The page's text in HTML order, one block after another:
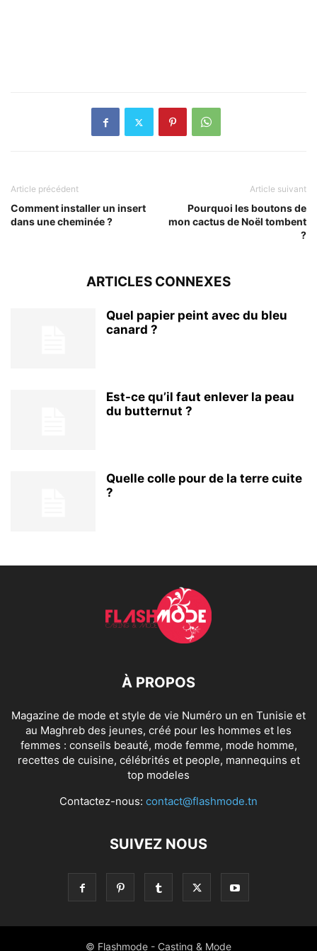
Article précédent
Comment installer un insert
dans une cheminée ?
Article suivant
Pourquoi les boutons de
mon cactus de Noël tombent
?
ARTICLES CONNEXES
Quel papier peint avec du bleu
canard ?
Est-ce qu’il faut enlever la peau
du butternut ?
Quelle colle pour de la terre cuite
?
À PROPOS
Magazine de mode et style de vie Numéro un en Tunisie et
au Maghreb des jeunes, créé pour les hommes et les
femmes : conseils beauté, mode femme, mode homme,
recettes de cuisine, célébrités et people, mannequins et
top modeles
Contactez-nous: contact@flashmode.tn
SUIVEZ NOUS
© Flashmode - Casting & Mode